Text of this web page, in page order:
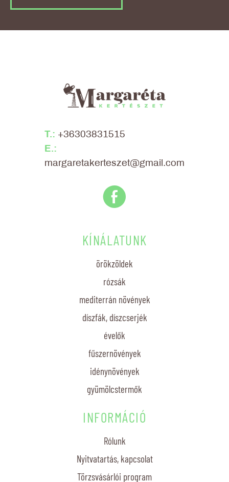
T.: +36303831515
E.:
margaretakerteszet@gmail.com
E
KÍNÁLATUNK
örökzöldek
rózsák
mediterrán növények
díszfák, díszcserjék
évelők
fűszernövények
idénynövények
gyümölcstermők
INFORMÁCIÓ
Rólunk
Nyitvatartás, kapcsolat
Törzsvásárlói program